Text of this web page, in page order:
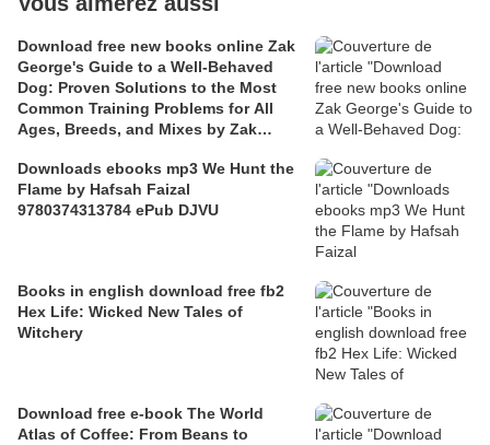
Download free new books online Zak
George's Guide to a Well-Behaved
Dog: Proven Solutions to the Most
Common Training Problems for All
Ages, Breeds, and Mixes by Zak
Downloads ebooks mp3 We Hunt the
Flame by Hafsah Faizal
9780374313784 ePub DJVU
Books in english download free fb2
Hex Life: Wicked New Tales of
Witchery
Download free e-book The World
Atlas of Coffee: From Beans to